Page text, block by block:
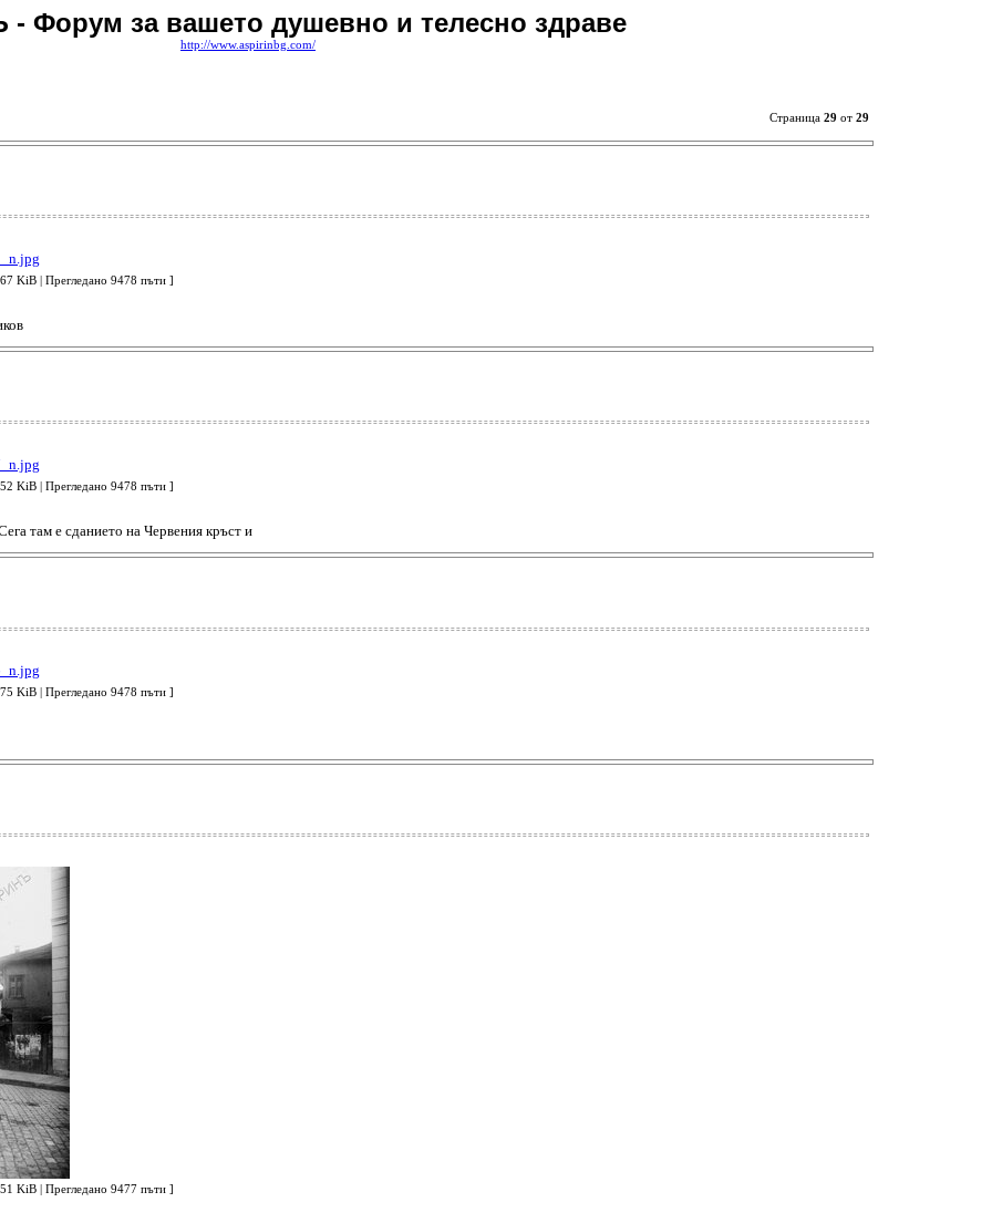
Форум за вашето душевно и телесно здраве
http://www.aspirinbg.com/
Страница 29 от 29
KiB | Прегледано 9478 пъти ]
KiB | Прегледано 9478 пъти ]
там е сданието на Червения кръст и
KiB | Прегледано 9478 пъти ]
KiB | Прегледано 9477 пъти ]